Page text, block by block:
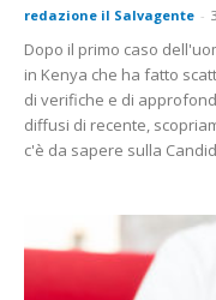
redazione il Salvagente -
Dopo il primo caso
in Kenya che ha fatto
di verifiche e di
diffusi di recente,
c'è da sapere sulla